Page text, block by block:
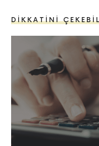
DIKKATINI